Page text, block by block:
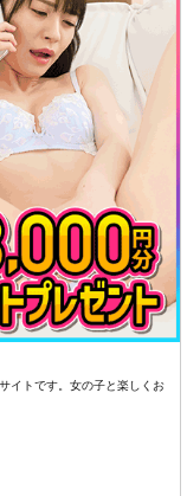
イトです。女の子と楽しくお